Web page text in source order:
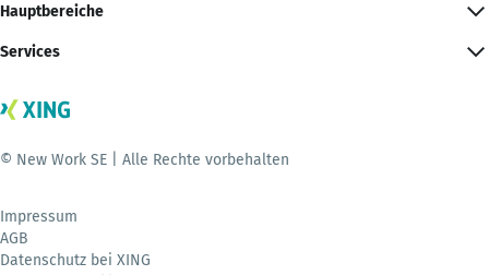
Hauptbereiche
Services
© New Work SE | Alle Rechte vorbehalten
Impressum
AGB
Datenschutz bei XING